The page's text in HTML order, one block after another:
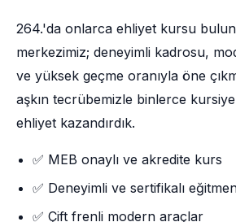
264.'da onlarca ehliyet kursu
merkezimiz; deneyimli kadrosu,
ve yüksek geçme oranıyla öne
aşkın tecrübemizle binlerce
ehliyet kazandırdık.
✅ MEB onaylı ve akredite kurs
✅ Deneyimli ve sertifikalı
✅ Çift frenli modern araçlar